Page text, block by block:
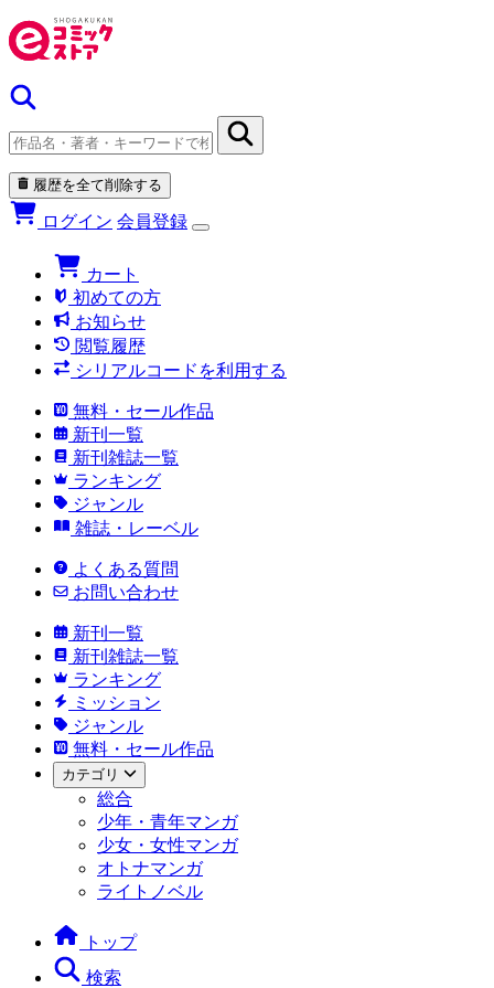
履歴を全て削除する
ログイン 会員登録
カート
初めての方
お知らせ
閲覧履歴
シリアルコードを利用する
無料・セール作品
新刊一覧
新刊雑誌一覧
ランキング
ジャンル
雑誌・レーベル
よくある質問
お問い合わせ
新刊一覧
新刊雑誌一覧
ランキング
ミッション
ジャンル
無料・セール作品
カテゴリ
総合
少年・青年マンガ
少女・女性マンガ
オトナマンガ
ライトノベル
トップ
検索